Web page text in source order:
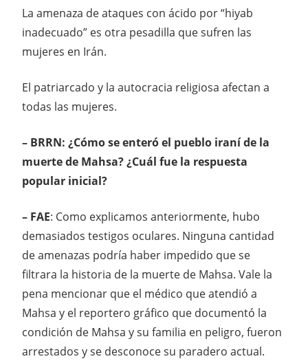
La amenaza de ataques con ácido por “hiyab
inadecuado” es otra pesadilla que sufren las
mujeres en Irán.
El patriarcado y la autocracia religiosa afectan a
todas las mujeres.
– BRRN: ¿Cómo se enteró el pueblo iraní de la
muerte de Mahsa? ¿Cuál fue la respuesta
popular inicial?
– FAE: Como explicamos anteriormente, hubo
demasiados testigos oculares. Ninguna cantidad
de amenazas podría haber impedido que se
filtrara la historia de la muerte de Mahsa. Vale la
pena mencionar que el médico que atendió a
Mahsa y el reportero gráfico que documentó la
condición de Mahsa y su familia en peligro, fueron
arrestados y se desconoce su paradero actual.